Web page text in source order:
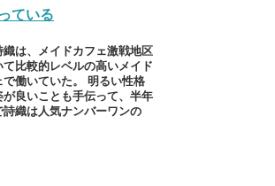
ている
織は、メイドカフェ激戦地区
て比較的レベルの高いメイド
で働いていた。 明るい性格
が良いことも手伝って、半年
詩織は人気ナンバーワンの